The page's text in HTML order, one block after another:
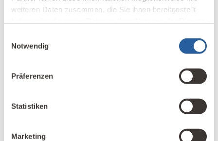
weiteren Daten zusammen, die Sie ihnen bereitgestellt
Notwendig
Präferenzen
Statistiken
Marketing
E-Mail-Adresse